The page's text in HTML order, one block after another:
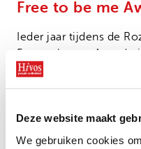
Deze website maakt
We gebruiken cookies
Free to be me
Ieder jaar tijdens de
Free to be me Award
bijdraagt aan
waar weinig ruimte is
waardering uit aan
Santos.